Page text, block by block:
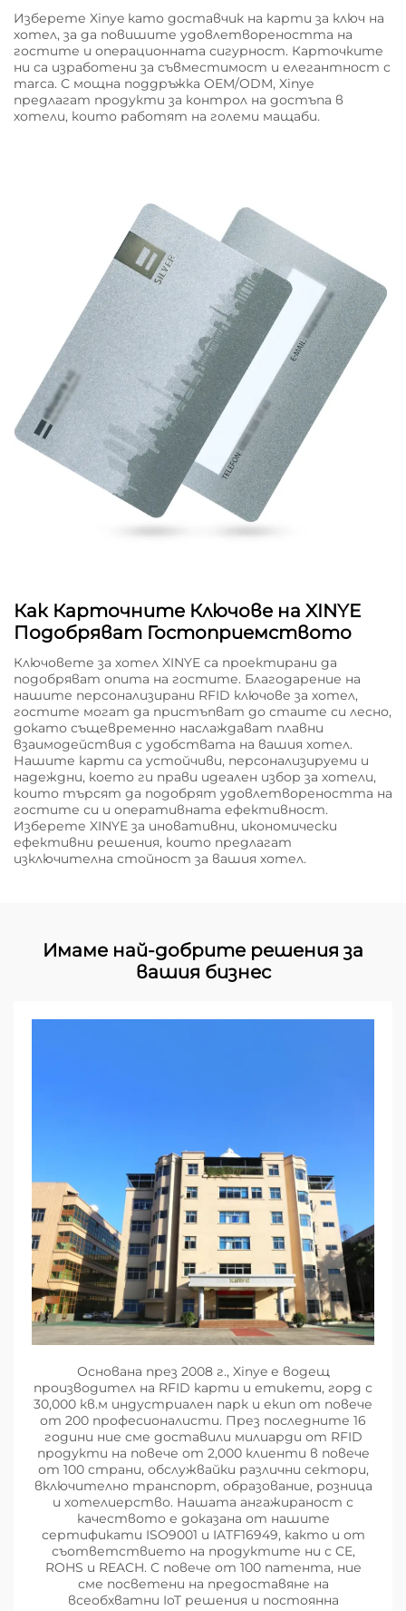
Изберете Xinye като доставчик на карти за ключ на
хотел, за да повишите удовлетвореността на
гостите и операционната сигурност. Карточките
ни са изработени за съвместимост и елегантност с
marca. С мощна поддръжка OEM/ODM, Xinye
предлагат продукти за контрол на достъпа в
хотели, които работят на големи мащаби.
Как Карточните Ключове на XINYE
Подобряват Гостоприемството
Ключовете за хотел XINYE са проектирани да
подобряват опита на гостите. Благодарение на
нашите персонализирани RFID ключове за хотел,
гостите могат да пристъпват до стаите си лесно,
докато същевременно наслаждават плавни
взаимодействия с удобствата на вашия хотел.
Нашите карти са устойчиви, персонализируеми и
надеждни, което ги прави идеален избор за хотели,
които търсят да подобрят удовлетвореността на
гостите си и оперативната ефективност.
Изберете XINYE за иновативни, икономически
ефективни решения, които предлагат
изключителна стойност за вашия хотел.
Имаме най-добрите решения за
вашия бизнес
Основана през 2008 г., Xinye е водещ
производител на RFID карти и етикети, горд с
30,000 кв.м индустриален парк и екип от повече
от 200 професионалисти. През последните 16
години ние сме доставили милиарди от RFID
продукти на повече от 2,000 клиенти в повече
от 100 страни, обслужвайки различни сектори,
включително транспорт, образование, розница
и хотелиерство. Нашата ангажираност с
качеството е доказана от нашите
сертификати ISO9001 и IATF16949, както и от
съответствието на продуктите ни с CE,
ROHS и REACH. С повече от 100 патента, ние
сме посветени на предоставяне на
всеобхватни IoT решения и постоянна